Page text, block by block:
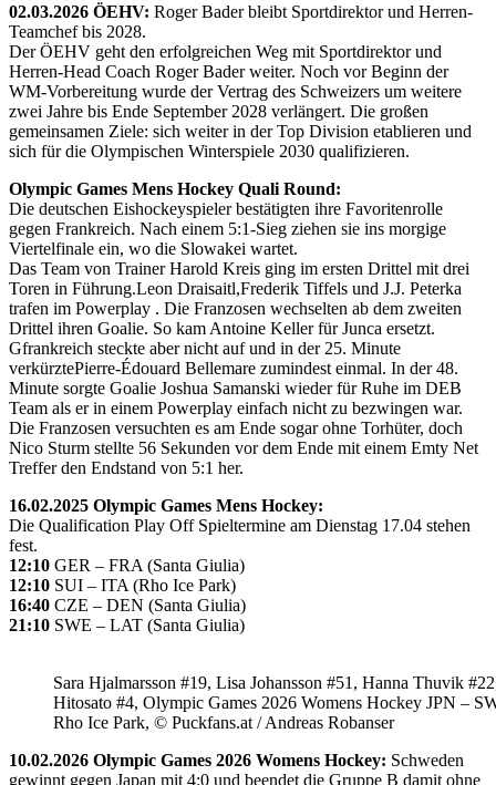
02.03.2026 ÖEHV: Roger Bader bleibt Sportdirektor und Herren-
Teamchef bis 2028.
Der ÖEHV geht den erfolgreichen Weg mit Sportdirektor und
Herren-Head Coach Roger Bader weiter. Noch vor Beginn der
WM-Vorbereitung wurde der Vertrag des Schweizers um weitere
zwei Jahre bis Ende September 2028 verlängert. Die großen
gemeinsamen Ziele: sich weiter in der Top Division etablieren und
sich für die Olympischen Winterspiele 2030 qualifizieren.
Olympic Games Mens Hockey Quali Round:
Die deutschen Eishockeyspieler bestätigten ihre Favoritenrolle
gegen Frankreich. Nach einem 5:1-Sieg ziehen sie ins morgige
Viertelfinale ein, wo die Slowakei wartet.
Das Team von Trainer Harold Kreis ging im ersten Drittel mit drei
Toren in Führung.Leon Draisaitl,Frederik Tiffels und J.J. Peterka
trafen im Powerplay . Die Franzosen wechselten ab dem zweiten
Drittel ihren Goalie. So kam Antoine Keller für Junca ersetzt.
Gfrankreich steckte aber nicht auf und in der 25. Minute
verkürztePierre-Édouard Bellemare zumindest einmal. In der 48.
Minute sorgte Goalie Joshua Samanski wieder für Ruhe im DEB
Team als er in einem Powerplay einfach nicht zu bezwingen war.
Die Franzosen versuchten es am Ende sogar ohne Torhüter, doch
Nico Sturm stellte 56 Sekunden vor dem Ende mit einem Emty Net
Treffer den Endstand von 5:1 her.
16.02.2025 Olympic Games Mens Hockey:
Die Qualification Play Off Spieltermine am Dienstag 17.04 stehen
fest.
12:10 GER – FRA (Santa Giulia)
12:10 SUI – ITA (Rho Ice Park)
16:40 CZE – DEN (Santa Giulia)
21:10 SWE – LAT (Santa Giulia)
Sara Hjalmarsson #19, Lisa Johansson #51, Hanna Thuvik
Hitosato #4, Olympic Games 2026 Womens Hockey JPN –
Rho Ice Park, © Puckfans.at / Andreas Robanser
10.02.2026 Olympic Games 2026 Womens Hockey: Schweden
gewinnt gegen Japan mit 4:0 und beendet die Gruppe B damit ohne